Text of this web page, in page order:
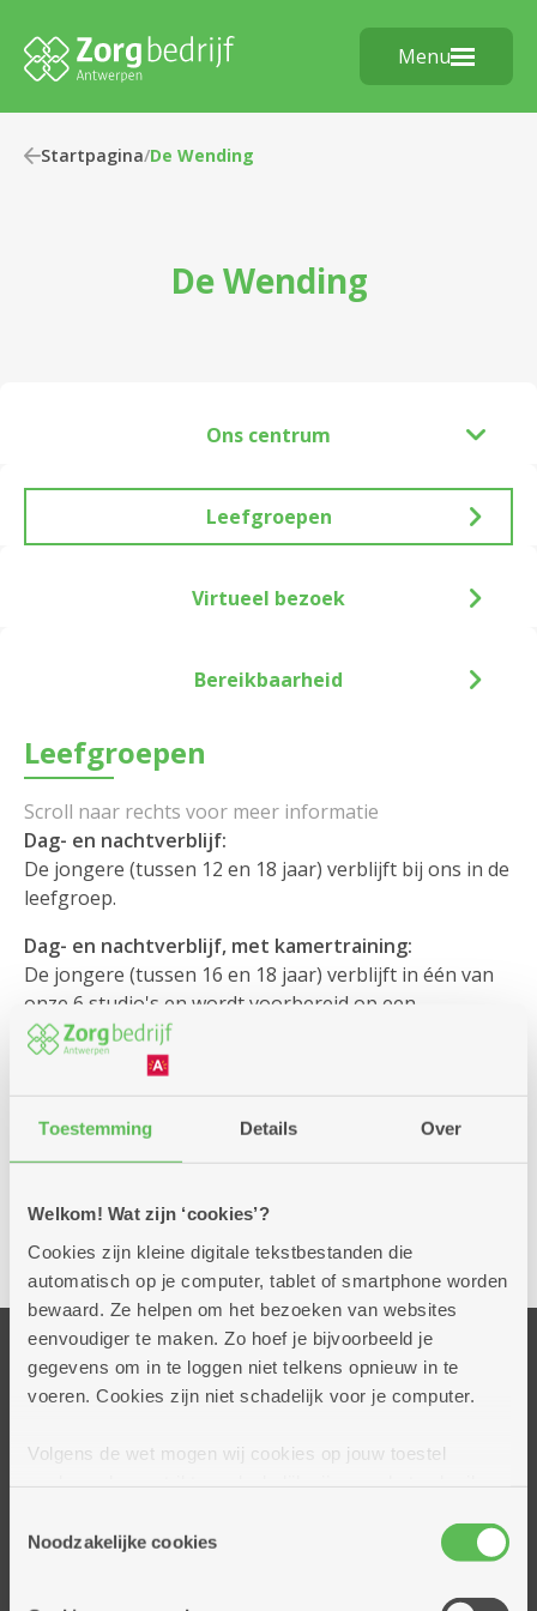
Toestemming Details Over
Welkom! Wat zijn ‘cookies’?
Cookies zijn kleine digitale tekstbestanden die
automatisch op je computer, tablet of smartphone worden
bewaard. Ze helpen om het bezoeken van websites
eenvoudiger te maken. Zo hoef je bijvoorbeeld je
gegevens om in te loggen niet telkens opnieuw in te
voeren. Cookies zijn niet schadelijk voor je computer.
Volgens de wet mogen wij cookies op jouw toestel
cookies hebben we jouw toestemming nodig. Sommige
cookies worden geplaatst door derde partijen die een
Noodzakelijke cookies
Menu
Startpagina/De Wending
De Wending
Ons centrum
Leefgroepen
Leefgroepen
Dag- en nachtverblijf:
De jongere (tussen 12 en 18 jaar) verblijft bij ons in de
leefgroep.
Dag- en nachtverblijf, met kamertraining:
De jongere (tussen 16 en 18 jaar) verblijft in één van
onze 6 studio's en wordt voorbereid op een
zelfstandig leven.
Crisisopvang:
dagen in de leefgroep. De aanmelding gebeurt via het
Crisisteam -18.
Virtueel bezoek
Bereikbaarheid
Onze centra
Dennenhuis
Good Engels
De Link